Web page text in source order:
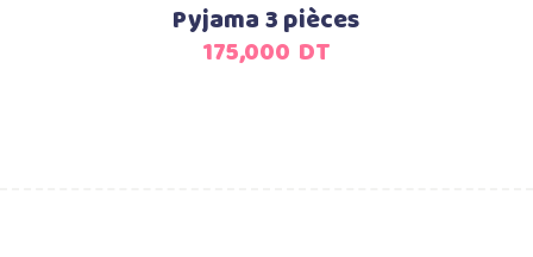
Pyjama 3 pièces
175,000 DT